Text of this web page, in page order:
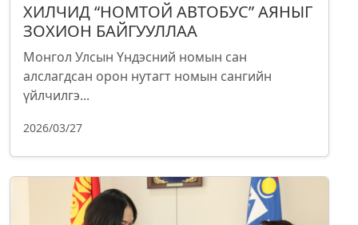
ХИЛЧИД “НОМТОЙ АВТОБУС” АЯНЫГ
ЗОХИОН БАЙГУУЛЛАА
Монгол Улсын Үндэсний номын сан
алслагдсан орон нутагт номын сангийн
үйлчилгэ...
2026/03/27